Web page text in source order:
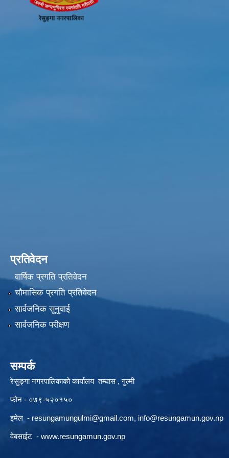
प्रतिवेदन
वार्षिक प्रगति प्रतिवेदन
चौमासिक प्रगति प्रतिवेदन
सार्वजनिक सुनुवाई
सार्वजनिक परीक्षण
सम्पर्क
रेसुङ्गा नगरपालिकाको कार्यालय तम्घास , गुल्मी
फोन - ०७९-५२०१५०
इमेल - resungamungulmi@gmail.com, info@resungamun.gov.np
वेबसाईट - www.resungamun.gov.np